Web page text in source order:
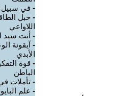
- في سبيل
- حبل
اللاواعي
- أنت سيد
- آيقونة
الأبدي
- قوة
الباطن
- تأملات
- علم